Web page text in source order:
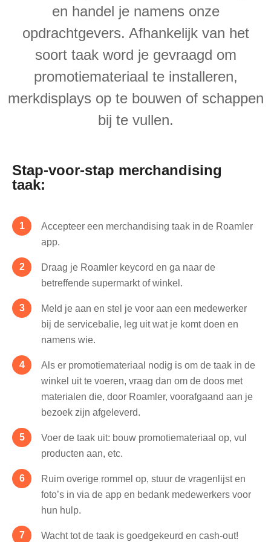
en handel je namens onze
opdrachtgevers. Afhankelijk van het
soort taak word je gevraagd om
promotiemateriaal te installeren,
merkdisplays op te bouwen of schappen
bij te vullen.
Stap-voor-stap merchandising
taak:
Accepteer een merchandising taak in de Roamler
app.
Draag je Roamler keycord en ga naar de
betreffende supermarkt of winkel.
Meld je aan en stel je voor aan een medewerker
bij de servicebalie, leg uit wat je komt doen en
namens wie.
Als er promotiemateriaal nodig is om de taak in de
winkel uit te voeren, vraag dan om de doos met
materialen die, door Roamler, voorafgaand aan je
bezoek zijn afgeleverd.
Voer de taak uit: bouw promotiemateriaal op, vul
producten aan, etc.
Ruim overige rommel op, stuur de vragenlijst en
foto’s in via de app en bedank medewerkers voor
hun hulp.
Wacht tot de taak is goedgekeurd en cash-out!